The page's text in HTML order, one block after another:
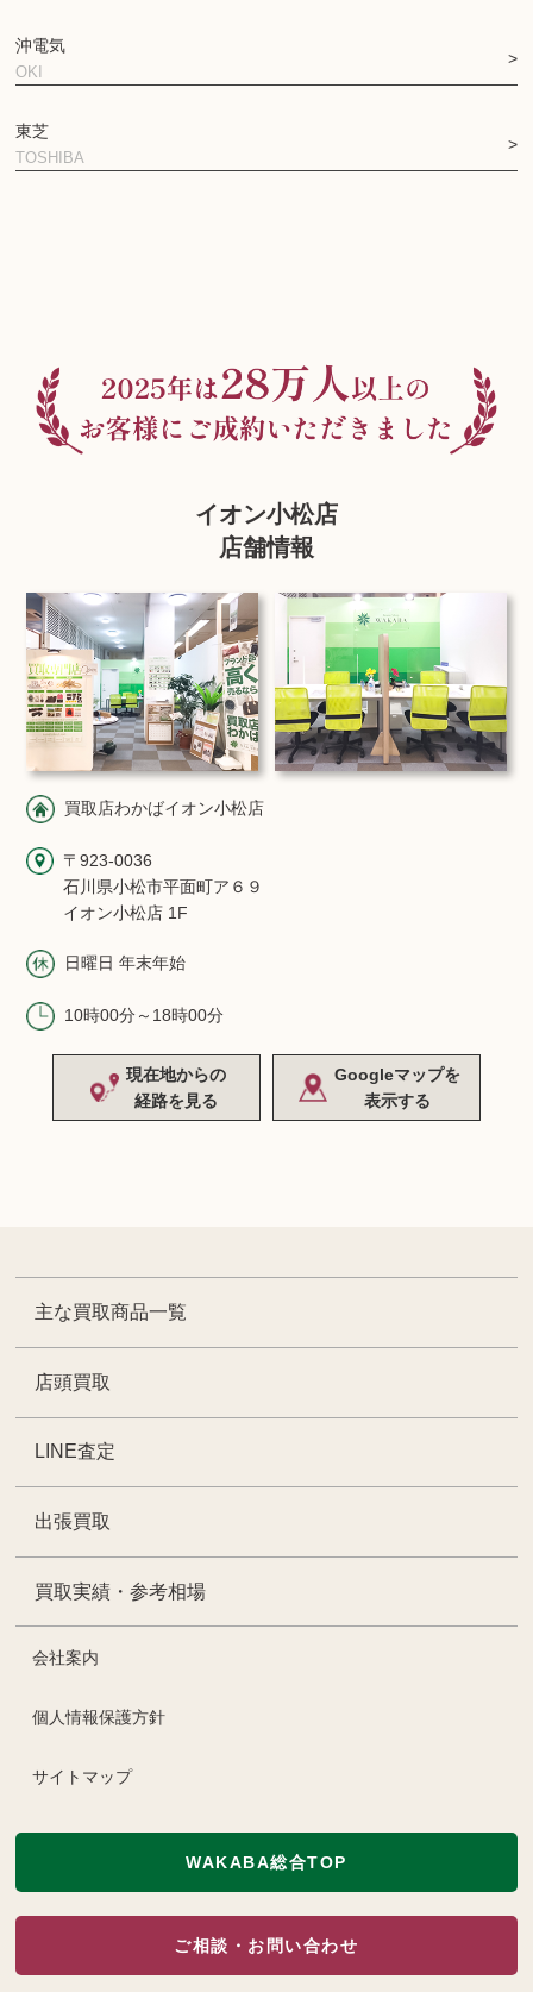
沖電気
OKI
東芝
TOSHIBA
イオン小松店
店舗情報
買取店わかばイオン小松店
〒923-0036
石川県小松市平面町ア６９
イオン小松店 1F
日曜日 年末年始
10時00分～18時00分
現在地からの
経路を見る
Googleマップを
表示する
主な買取商品一覧
店頭買取
LINE査定
出張買取
買取実績・参考相場
会社案内
個人情報保護方針
サイトマップ
WAKABA総合TOP
ご相談・お問い合わせ